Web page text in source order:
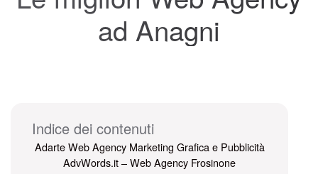
ad Anagni
Indice dei contenuti
Adarte Web Agency Marketing Grafica e Pubblicità
AdvWords.it – Web Agency Frosinone